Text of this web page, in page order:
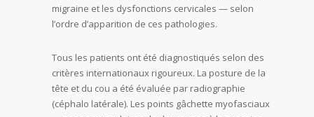
migraine et les dysfonctions cervicales — selon
l’ordre d’apparition de ces pathologies.
Tous les patients ont été diagnostiqués selon des
critères internationaux rigoureux. La posture de la
tête et du cou a été évaluée par radiographie
(céphalo latérale). Les points gâchette myofasciaux